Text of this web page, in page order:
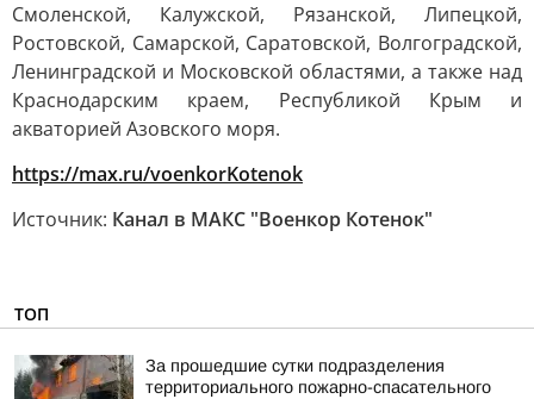
Смоленской, Калужской, Рязанской, Липецкой,
Ростовской, Самарской, Саратовской, Волгоградской,
Ленинградской и Московской областями, а также над
Краснодарским краем, Республикой Крым и
акваторией Азовского моря.
https://max.ru/voenkorKotenok
Источник: Канал в МАКС "Военкор Котенок"
ТОП
За прошедшие сутки подразделения
территориального пожарно-спасательного